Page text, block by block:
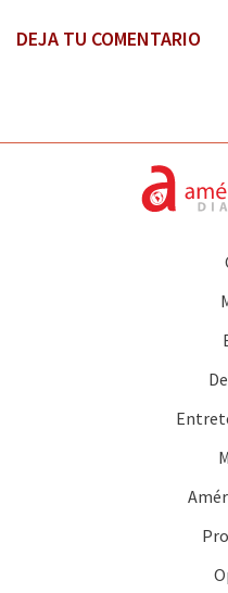
DEJA TU COMENTARIO